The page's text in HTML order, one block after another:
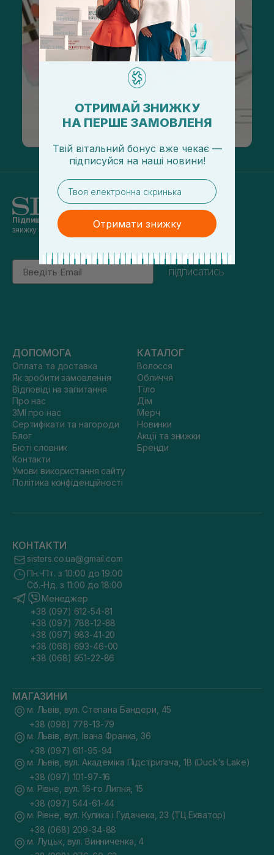
Підпишись на наші новинита отримуй
знижку 5% на перше замовлення
Email
підписатись
ДОПОМОГА
Оплата та доставка
Як зробити замовлення
Відповіді на запитання
Про нас
ЗМІ про нас
Сертифікати та нагороди
Блог
Бюті словник
Контакти
Умови використання сайту
Політика конфіденційності
КАТАЛОГ
Волосся
Обличчя
Тіло
Дім
Мерч
Новинки
Акції та знижки
Бренди
КОНТАКТИ
sisters.co.ua@gmail.com
Пн.-Пт. з 10:00 до 19:00
Сб.-Нд. з 11:00 до 18:00
Менеджер
+38 (097) 612-54-81
+38 (097) 788-12-88
+38 (097) 983-41-20
+38 (068) 693-46-00
+38 (068) 951-22-86
МАГАЗИНИ
м. Львів, вул. Степана Бандери, 45
+38 (098) 778-13-79
м. Львів, вул. Івана Франка, 36
+38 (097) 611-95-94
м. Львів, вул. Академіка Підстригача, 1В (Duck's Lake)
+38 (097) 101-97-16
м. Рівне, вул. 16-го Липня, 15
+38 (097) 544-61-44
м. Рівне, вул. Кулика і Гудачека, 23 (ТЦ Екватор)
+38 (068) 209-34-88
м. Луцьк, вул. Винниченка, 4
ОТРИМАЙ ЗНИЖКУ
НА ПЕРШЕ ЗАМОВЛЕНЯ
Твій вітальний бонус вже чекає —
підписуйся на наші новини!
email
Отримати знижку